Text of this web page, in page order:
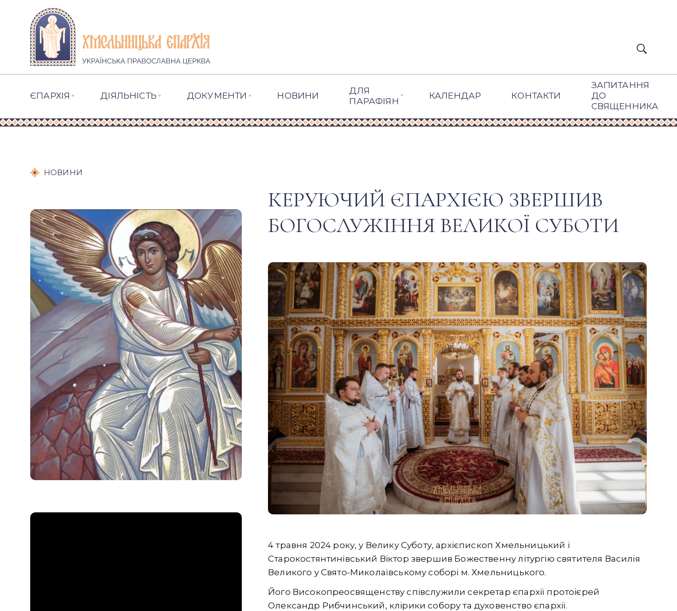
ЄПАРХІЯ ДІЯЛЬНІСТЬ ДОКУМЕНТИ НОВИНИ
ДЛЯ
ПАРАФІЯН
КАЛЕНДАР КОНТАКТИ
ЗАПИТАННЯ
ДО
СВЯЩЕННИКА
НОВИНИ
КЕРУЮЧИЙ ЄПАРХІЄЮ ЗВЕРШИВ
БОГОСЛУЖІННЯ ВЕЛИКОЇ СУБОТИ
4 травня 2024 року, у Велику Суботу, архієпископ Хмельницький і
Старокостянтинівський Віктор звершив Божественну літургію святителя Василія
Великого у Свято-Миколаївському соборі м. Хмельницького.
Його Високопреосвященству співслужили секретар єпархії протоієрей
Олександр Рибчинський, клірики собору та духовенство єпархії.